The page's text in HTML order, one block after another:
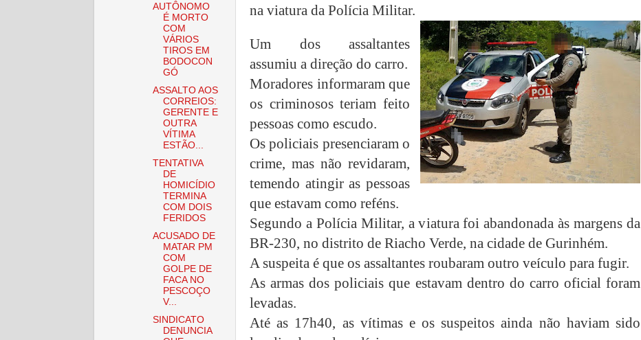
na viatura da Polícia Militar.
Um dos assaltantes
assumiu a direção do carro.
Moradores informaram que
os criminosos teriam feito
pessoas como escudo.
Os policiais presenciaram o
crime, mas não revidaram,
temendo atingir as pessoas
que estavam como reféns.
Segundo a Polícia Militar, a viatura foi abandonada às margens da
BR-230, no distrito de Riacho Verde, na cidade de Gurinhém.
A suspeita é que os assaltantes roubaram outro veículo para fugir.
As armas dos policiais que estavam dentro do carro oficial foram
levadas.
Até as 17h40, as vítimas e os suspeitos ainda não haviam sido
AUTÔNOMO
É MORTO
COM
VÁRIOS
TIROS EM
BODOCON
GÓ
ASSALTO AOS
CORREIOS:
GERENTE E
OUTRA
VÍTIMA
ESTÃO...
TENTATIVA
DE
HOMICÍDIO
TERMINA
COM DOIS
FERIDOS
ACUSADO DE
MATAR PM
COM
GOLPE DE
FACA NO
PESCOÇO
V...
SINDICATO
DENUNCIA